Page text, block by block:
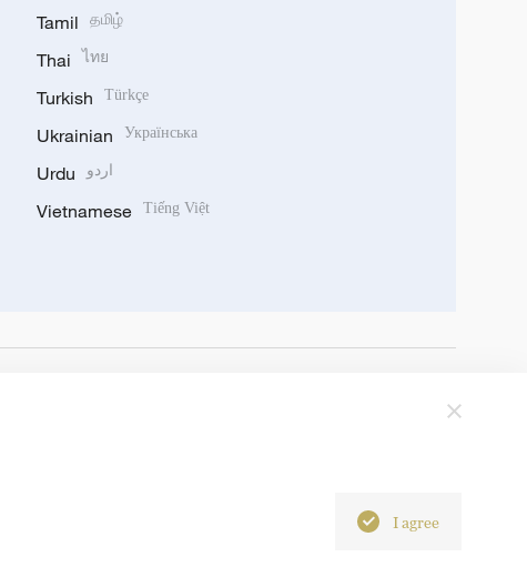
Tamil தமிழ்
Thai ไทย
Turkish Türkçe
Ukrainian Українська
Urdu اردو
Vietnamese Tiếng Việt
I agree